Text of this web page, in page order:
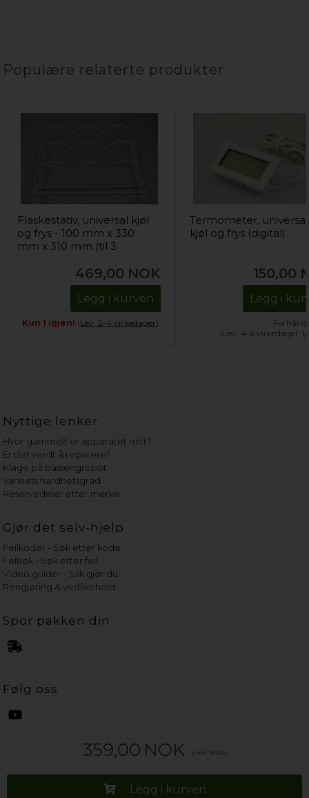
359,00 NOK (inkl. MVA)
Legg i kurven
Populære relaterte produkter
Flaskestativ, universal kjøl
og frys - 100 mm x 330
mm x 310 mm (til 3
469,00 NOK
Legg i kurven
Kun 1 igjen! (Lev. 2-4 virkedager).
Termometer, universal
kjøl og frys (digital)
150,00
Legg i
(Lev. 4-6 virkedager.
Nyttige lenker
Hvor gammelt er apparatet mitt?
Er det verdt å reparere?
Klage på bassengrobot
Vannets hardhetsgrad
Reservedeler etter merke
Gjør det selv-hjelp
Feilkoder - Søk etter kode
Feilsøk - Søk etter feil
Video guider - Slik gjør du
Rengjøring & vedlikehold
Spor pakken din
Følg oss